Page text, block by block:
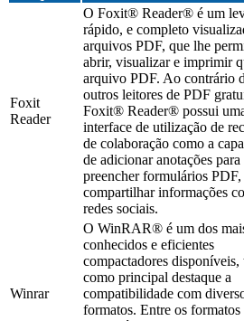
Foxit
Reader
O Foxit® Reader® é um
rápido, e completo
arquivos PDF, que lhe
abrir, visualizar e imprimir
arquivo PDF. Ao contrário
outros leitores de PDF
Foxit® Reader® possui
interface de utilização de
de colaboração como a
de adicionar anotações para
preencher formulários PDF,
compartilhar informações
redes sociais.
Winrar
O WinRAR® é um dos
conhecidos e eficientes
compactadores disponíveis,
como principal destaque a
compatibilidade com
formatos. Entre os formatos